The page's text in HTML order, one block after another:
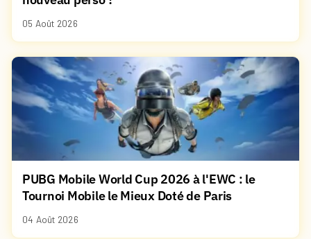
05 Août 2026
PUBG Mobile World Cup 2026 à l'EWC : le
Tournoi Mobile le Mieux Doté de Paris
04 Août 2026